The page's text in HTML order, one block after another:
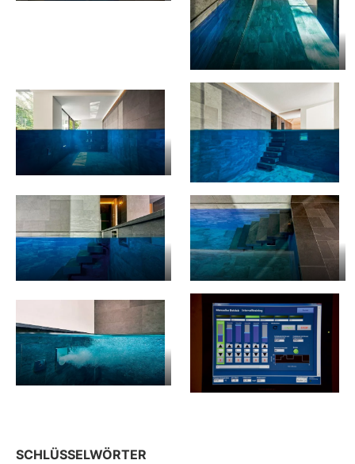
SCHLÜSSELWÖRTER